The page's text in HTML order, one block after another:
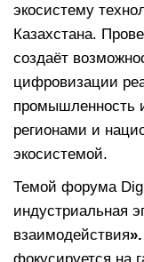
экосистему
Казахстана.
создаёт
цифровизации
промышленность
регионами и
экосистемой.
Темой форума
индустриальная
взаимодействия».
фокусируется на